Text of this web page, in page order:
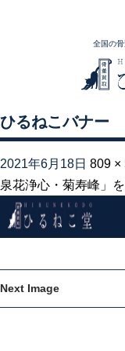
全国の
ひるねこバナー
2021年6月18日 809 ×
泉花浄心・菊寿峰」
Next Image